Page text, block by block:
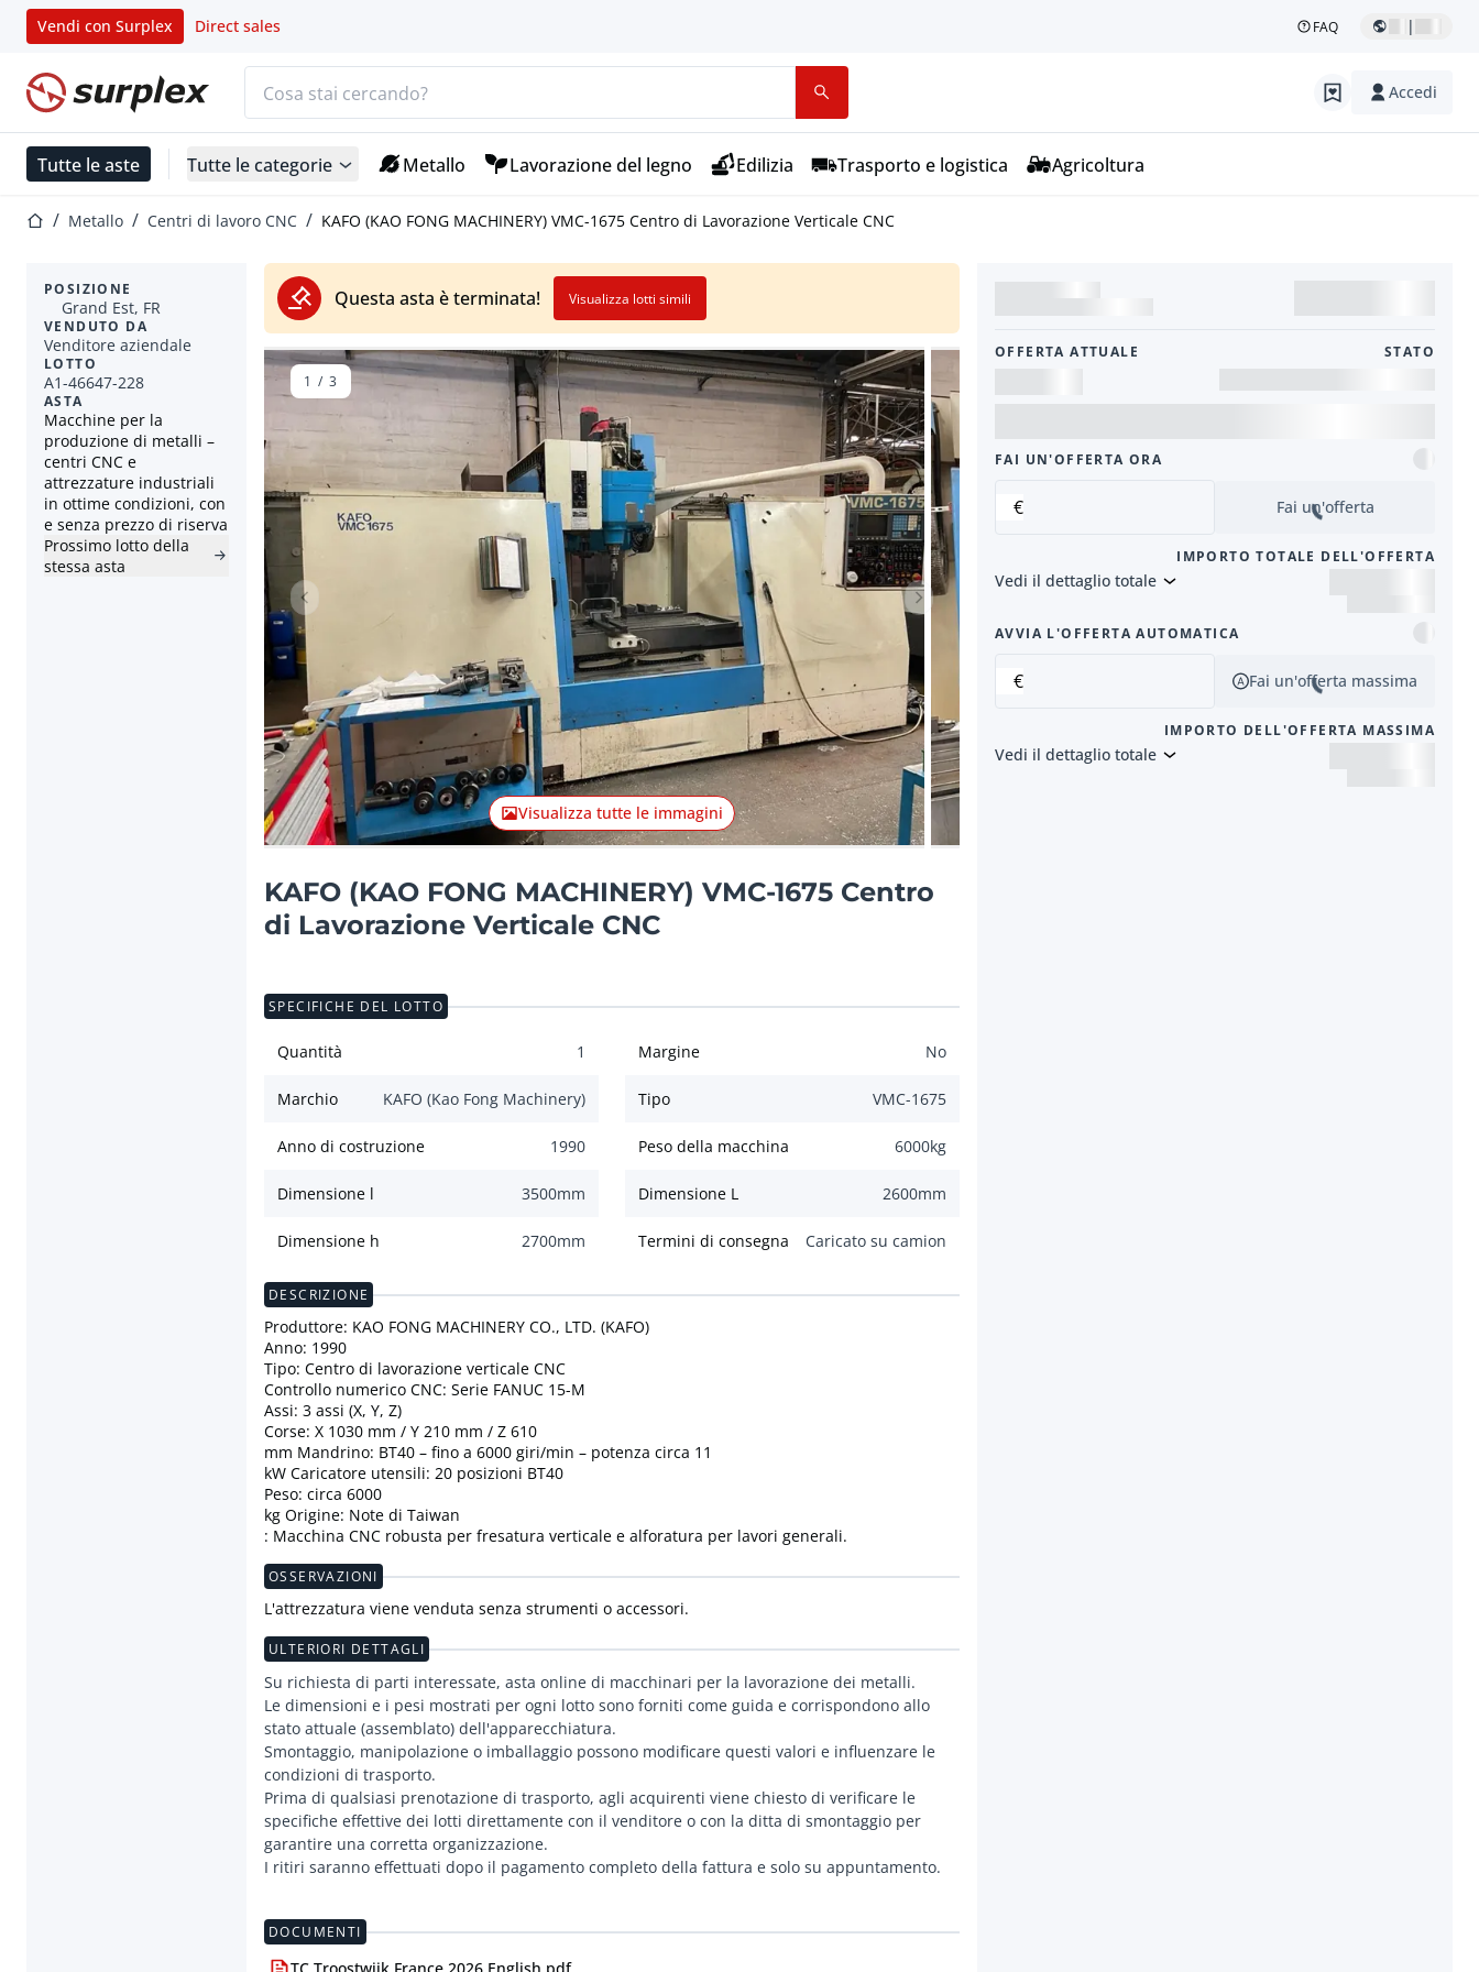
Vendi con Surplex Direct sales FAQ |
Home Accedi
Tutte le aste Tutte le categorie Metallo Lavorazione del legno Edilizia Trasporto e logistica Agricoltura
Home Metallo Centri di lavoro CNC KAFO (KAO FONG MACHINERY) VMC-1675 Centro di Lavorazione Verticale CNC
Questa asta è terminata! Visualizza lotti simili
POSIZIONE
Grand Est, FR
VENDUTO DA
Venditore aziendale
LOTTO
A1-46647-228
ASTA
Macchine per la
produzione di metalli –
centri CNC e
attrezzature industriali
in ottime condizioni, con
e senza prezzo di riserva
Prossimo lotto della
stessa asta
Articolo precedente
Articolo successivo
Visualizza tutte le immagini
1 / 3
KAFO (KAO FONG MACHINERY) VMC-1675 Centro
di Lavorazione Verticale CNC
OFFERTA ATTUALE STATO
FAI UN'OFFERTA ORA
€ Fai un'offerta
IMPORTO TOTALE DELL'OFFERTA
Vedi il dettaglio totale
AVVIA L'OFFERTA AUTOMATICA
€ Fai un'offerta massima
IMPORTO DELL'OFFERTA MASSIMA
Vedi il dettaglio totale
SPECIFICHE DEL LOTTO
Quantità 1 Margine No
Marchio KAFO (Kao Fong Machinery) Tipo VMC-1675
Anno di costruzione 1990 Peso della macchina 6000kg
Dimensione l 3500mm Dimensione L 2600mm
Dimensione h 2700mm Termini di consegna Caricato su camion
DESCRIZIONE
Produttore: KAO FONG MACHINERY CO., LTD. (KAFO)
Anno: 1990
Tipo: Centro di lavorazione verticale CNC
Controllo numerico CNC: Serie FANUC 15-M
Assi: 3 assi (X, Y, Z)
Corse: X 1030 mm / Y 210 mm / Z 610
mm Mandrino: BT40 – fino a 6000 giri/min – potenza circa 11
kW Caricatore utensili: 20 posizioni BT40
Peso: circa 6000
kg Origine: Note di Taiwan
: Macchina CNC robusta per fresatura verticale e alforatura per lavori generali.
OSSERVAZIONI
L'attrezzatura viene venduta senza strumenti o accessori.
ULTERIORI DETTAGLI
Su richiesta di parti interessate, asta online di macchinari per la lavorazione dei metalli.
Le dimensioni e i pesi mostrati per ogni lotto sono forniti come guida e corrispondono allo
stato attuale (assemblato) dell'apparecchiatura.
Smontaggio, manipolazione o imballaggio possono modificare questi valori e influenzare le
condizioni di trasporto.
Prima di qualsiasi prenotazione di trasporto, agli acquirenti viene chiesto di verificare le
specifiche effettive dei lotti direttamente con il venditore o con la ditta di smontaggio per
garantire una corretta organizzazione.
I ritiri saranno effettuati dopo il pagamento completo della fattura e solo su appuntamento.
DOCUMENTI